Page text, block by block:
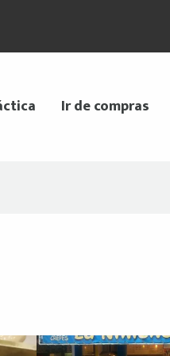
Ir de compras